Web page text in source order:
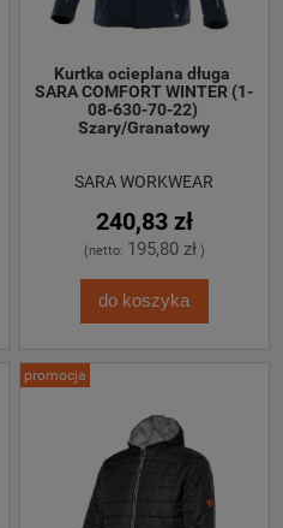
Kurtka ocieplana długa
SARA COMFORT WINTER (1-
08-630-70-22)
Szary/Granatowy
SARA WORKWEAR
240,83 zł
(netto: 195,80 zł)
do koszyka
promocja